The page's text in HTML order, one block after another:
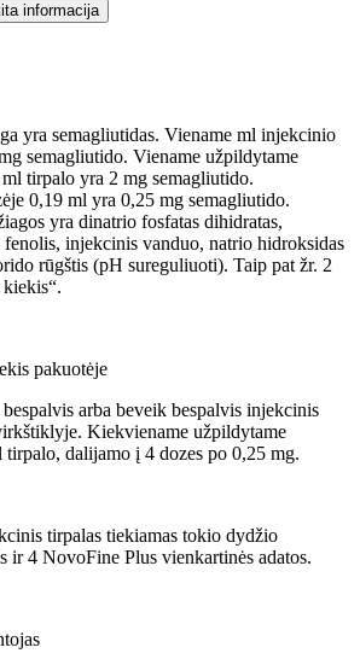
informacija
yra semagliutidas. Viename ml injekcinio
semagliutido. Viename užpildytame
tirpalo yra 2 mg semagliutido.
0,19 ml yra 0,25 mg semagliutido.
yra dinatrio fosfatas dihidratas,
injekcinis vanduo, natrio hidroksidas
rūgštis (pH sureguliuoti). Taip pat žr. 2
pakuotėje
arba beveik bespalvis injekcinis
Kiekviename užpildytame
dalijamo į 4 dozes po 0,25 mg.
tirpalas tiekiamas tokio dydžio
ir 4 NovoFine Plus vienkartinės adatos.